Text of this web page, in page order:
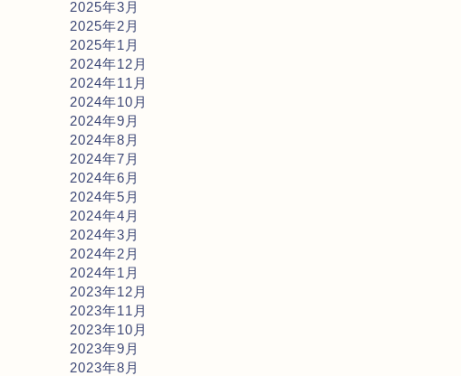
2025年3月
2025年2月
2025年1月
2024年12月
2024年11月
2024年10月
2024年9月
2024年8月
2024年7月
2024年6月
2024年5月
2024年4月
2024年3月
2024年2月
2024年1月
2023年12月
2023年11月
2023年10月
2023年9月
2023年8月